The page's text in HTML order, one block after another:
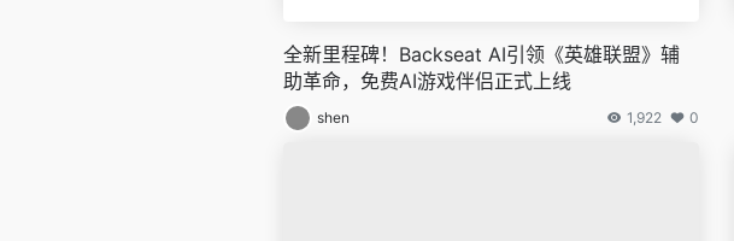
全新里程碑！Backseat AI引领《英雄联盟》辅
助革命，免费AI游戏伴侣正式上线
shen 1,922 0